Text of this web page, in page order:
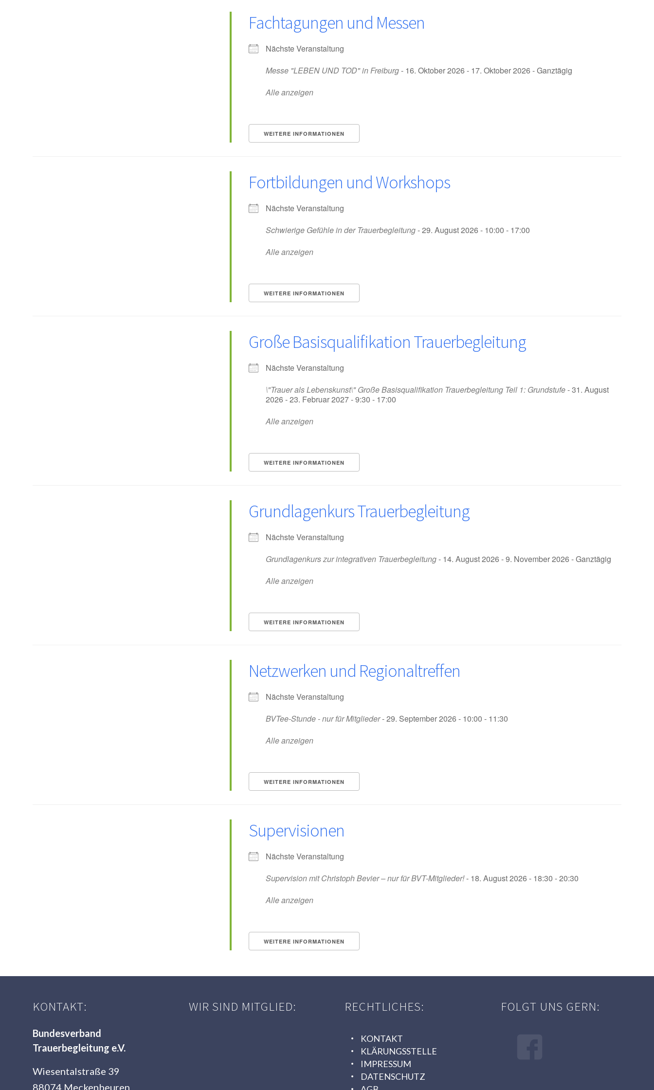
Fachtagungen und Messen
Nächste Veranstaltung
Messe "LEBEN UND TOD" in Freiburg- 16. Oktober 2026 - 17. Oktober 2026 - Ganztägig
Alle anzeigen
WEITERE INFORMATIONEN
Fortbildungen und Workshops
Nächste Veranstaltung
Schwierige Gefühle in der Trauerbegleitung- 29. August 2026 - 10:00 - 17:00
Alle anzeigen
WEITERE INFORMATIONEN
Große Basisqualifikation Trauerbegleitung
Nächste Veranstaltung
\"Trauer als Lebenskunst\" Große Basisqualifikation Trauerbegleitung Teil 1: Grundstufe- 31. August
2026 - 23. Februar 2027 - 9:30 - 17:00
Alle anzeigen
WEITERE INFORMATIONEN
Grundlagenkurs Trauerbegleitung
Nächste Veranstaltung
Grundlagenkurs zur integrativen Trauerbegleitung- 14. August 2026 - 9. November 2026 - Ganztägig
Alle anzeigen
WEITERE INFORMATIONEN
Netzwerken und Regionaltreffen
Nächste Veranstaltung
BVTee-Stunde - nur für Mitglieder- 29. September 2026 - 10:00 - 11:30
Alle anzeigen
WEITERE INFORMATIONEN
Supervisionen
Nächste Veranstaltung
Supervision mit Christoph Bevier – nur für BVT-Mitglieder!- 18. August 2026 - 18:30 - 20:30
Alle anzeigen
WEITERE INFORMATIONEN
KONTAKT:
Bundesverband
Trauerbegleitung e.V.
Wiesentalstraße 39
88074 Meckenbeuren
WIR SIND MITGLIED: RECHTLICHES:
KONTAKT
KLÄRUNGSSTELLE
IMPRESSUM
DATENSCHUTZ
FOLGT UNS GERN: